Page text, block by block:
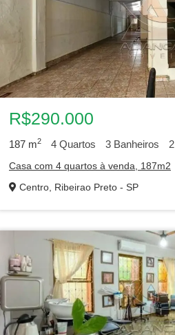
R$290.000
187 m2 4 Quartos 3 Banheiros 2
Casa com 4 quartos à venda, 187m2
Centro, Ribeirao Preto - SP